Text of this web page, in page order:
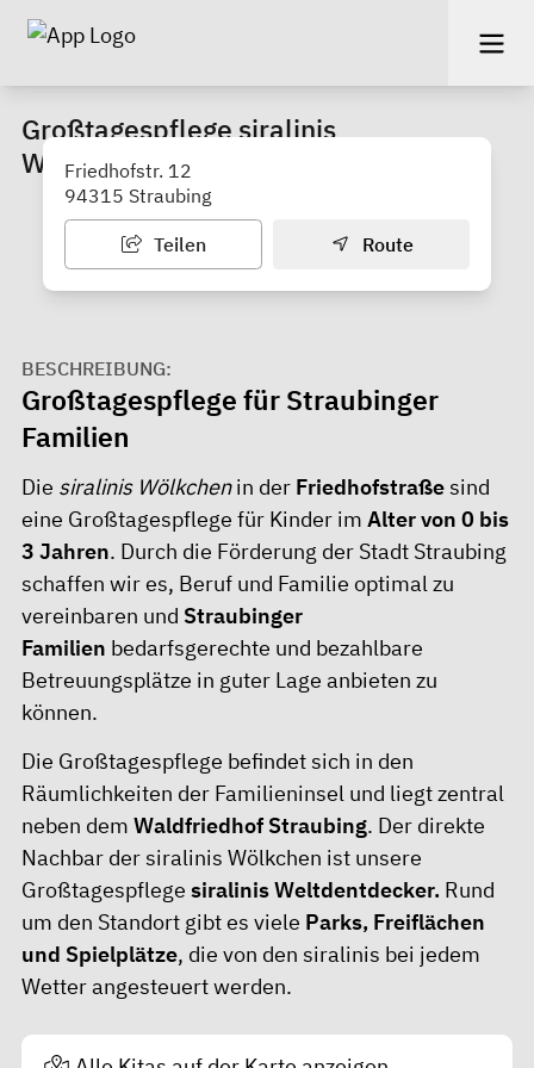
Großtagespflege siralinis
Wichtelkinder
Friedhofstr. 12
94315 Straubing
Teilen Route
BESCHREIBUNG:
Großtagespflege für Straubinger
Familien
Die siralinis Wölkchenin der Friedhofstraßesind
eine Großtagespflege für Kinder im Alter von 0 bis
3 Jahren. Durch die Förderung der Stadt Straubing
schaffen wir es, Beruf und Familie optimal zu
vereinbaren und Straubinger
Familien bedarfsgerechte und bezahlbare
Betreuungsplätze in guter Lage anbieten zu
können.
Die Großtagespflege befindet sich in den
Räumlichkeiten der Familieninsel und liegt zentral
neben dem Waldfriedhof Straubing. Der direkte
Nachbar der siralinis Wölkchen ist unsere
Großtagespflege siralinis Weltdentdecker. Rund
um den Standort gibt es viele Parks, Freiflächen
und Spielplätze, die von den siralinis bei jedem
Wetter angesteuert werden.